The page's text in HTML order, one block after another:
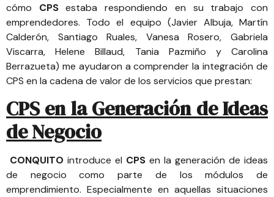
cómo CPSestaba respondiendo en su trabajo con
emprendedores. Todo el equipo (Javier Albuja,Martín
Calderón, Santiago Ruales, Vanesa Rosero, Gabriela
Viscarra,Helene Billaud, Tania Pazmiño y Carolina
Berrazueta) me ayudaron a comprender la integración de
CPS en la cadena de valor de los servicios que prestan:
CPS en la Generación de Ideas
de Negocio
CONQUITO introduce el CPS en la generación de ideas
de negocio como parte de los módulos de
emprendimiento. Especialmente en aquellas situaciones